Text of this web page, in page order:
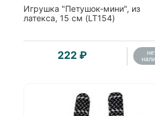
Игрушка "Петушок-мини", из
латекса, 15 см (LT154)
222 ₽